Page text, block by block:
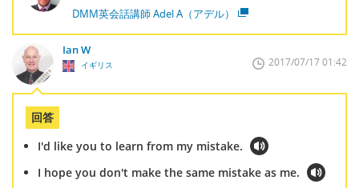
DMM英会話講師 Adel A（アデル）
Ian W
イギリス 2017/07/17 01:42
回答
I'd like you to learn from my mistake.
I hope you don't make the same mistake as me.